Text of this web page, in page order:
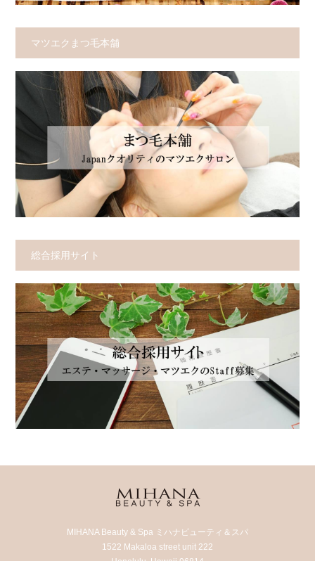
マツエクまつ毛本舗
総合採用サイト
MIHANA Beauty & Spa ミハナビューティ＆スパ
1522 Makaloa street unit 222